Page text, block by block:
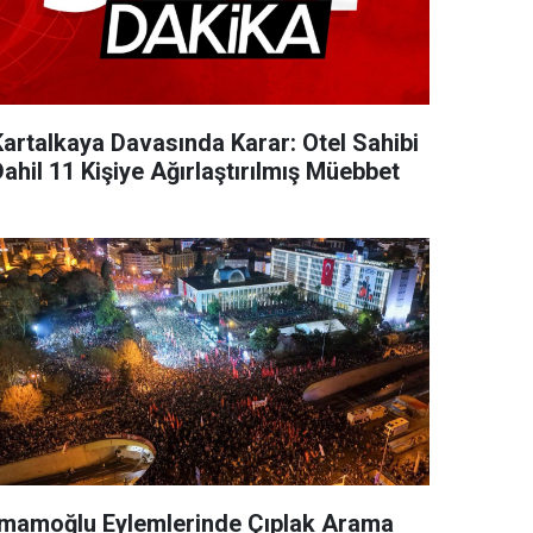
Davasında Karar: Otel Sahibi
11 Kişiye Ağırlaştırılmış Müebbet
Eylemlerinde Çıplak Arama